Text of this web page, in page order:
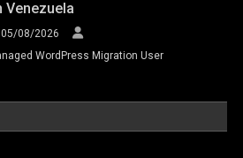
Venezuela
05/08/2026
WordPress Migration User